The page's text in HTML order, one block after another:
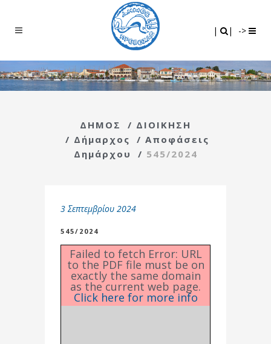
| | ->
ΔΗΜΟΣ / ΔΙΟΙΚΗΣΗ
/ Δήμαρχος / Αποφάσεις
Δημάρχου
/ 545/2024
3 Σεπτεμβρίου 2024
545/2024
Failed to fetch Error: URL
to the PDF file must be on
exactly the same domain
as the current web page.
Click here for more info